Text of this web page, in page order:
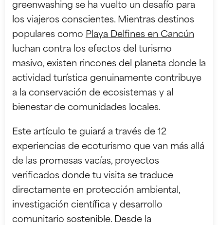
greenwashing se ha vuelto un desafío para
los viajeros conscientes. Mientras destinos
populares como Playa Delfines en Cancún
luchan contra los efectos del turismo
masivo, existen rincones del planeta donde la
actividad turística genuinamente contribuye
a la conservación de ecosistemas y al
bienestar de comunidades locales.
Este artículo te guiará a través de 12
experiencias de ecoturismo que van más allá
de las promesas vacías, proyectos
verificados donde tu visita se traduce
directamente en protección ambiental,
investigación científica y desarrollo
comunitario sostenible. Desde la